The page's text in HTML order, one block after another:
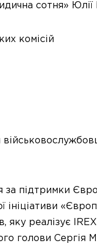
сотня» Юлії
комісій
за підтримки
ініціативи
яку реалізує
голови Сергія